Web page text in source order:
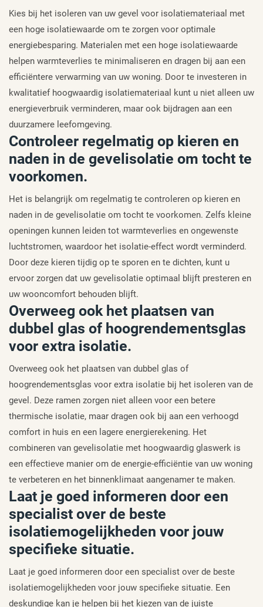
Kies bij het isoleren van uw gevel voor isolatiemateriaal met
een hoge isolatiewaarde om te zorgen voor optimale
energiebesparing. Materialen met een hoge isolatiewaarde
helpen warmteverlies te minimaliseren en dragen bij aan een
efficiëntere verwarming van uw woning. Door te investeren in
kwalitatief hoogwaardig isolatiemateriaal kunt u niet alleen uw
energieverbruik verminderen, maar ook bijdragen aan een
duurzamere leefomgeving.
Controleer regelmatig op kieren en
naden in de gevelisolatie om tocht te
voorkomen.
Het is belangrijk om regelmatig te controleren op kieren en
naden in de gevelisolatie om tocht te voorkomen. Zelfs kleine
openingen kunnen leiden tot warmteverlies en ongewenste
luchtstromen, waardoor het isolatie-effect wordt verminderd.
Door deze kieren tijdig op te sporen en te dichten, kunt u
ervoor zorgen dat uw gevelisolatie optimaal blijft presteren en
uw wooncomfort behouden blijft.
Overweeg ook het plaatsen van
dubbel glas of hoogrendementsglas
voor extra isolatie.
Overweeg ook het plaatsen van dubbel glas of
hoogrendementsglas voor extra isolatie bij het isoleren van de
gevel. Deze ramen zorgen niet alleen voor een betere
thermische isolatie, maar dragen ook bij aan een verhoogd
comfort in huis en een lagere energierekening. Het
combineren van gevelisolatie met hoogwaardig glaswerk is
een effectieve manier om de energie-efficiëntie van uw woning
te verbeteren en het binnenklimaat aangenamer te maken.
Laat je goed informeren door een
specialist over de beste
isolatiemogelijkheden voor jouw
specifieke situatie.
Laat je goed informeren door een specialist over de beste
isolatiemogelijkheden voor jouw specifieke situatie. Een
deskundige kan je helpen bij het kiezen van de juiste